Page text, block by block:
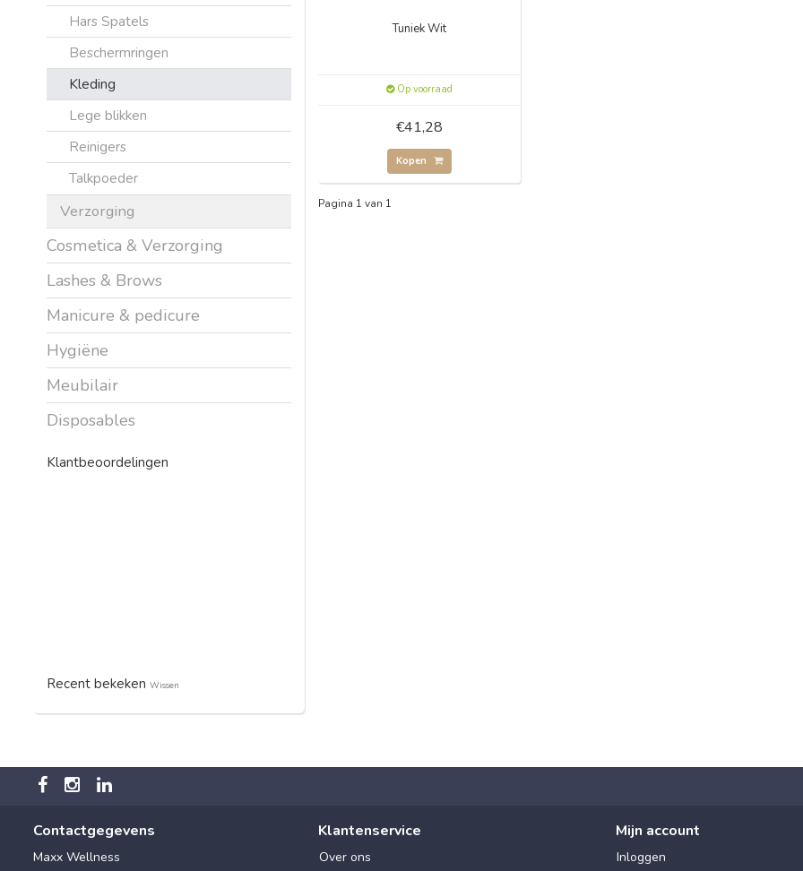
Hars Spatels
Beschermringen
Kleding
Lege blikken
Reinigers
Talkpoeder
Verzorging
Cosmetica & Verzorging
Lashes & Brows
Manicure & pedicure
Hygiëne
Meubilair
Disposables
Klantbeoordelingen
Recent bekeken Wissen
Tuniek Wit
Op voorraad
€41,28
Kopen
Pagina 1 van 1
Contactgegevens
Maxx Wellness
Klantenservice
Over ons
Mijn account
Inloggen